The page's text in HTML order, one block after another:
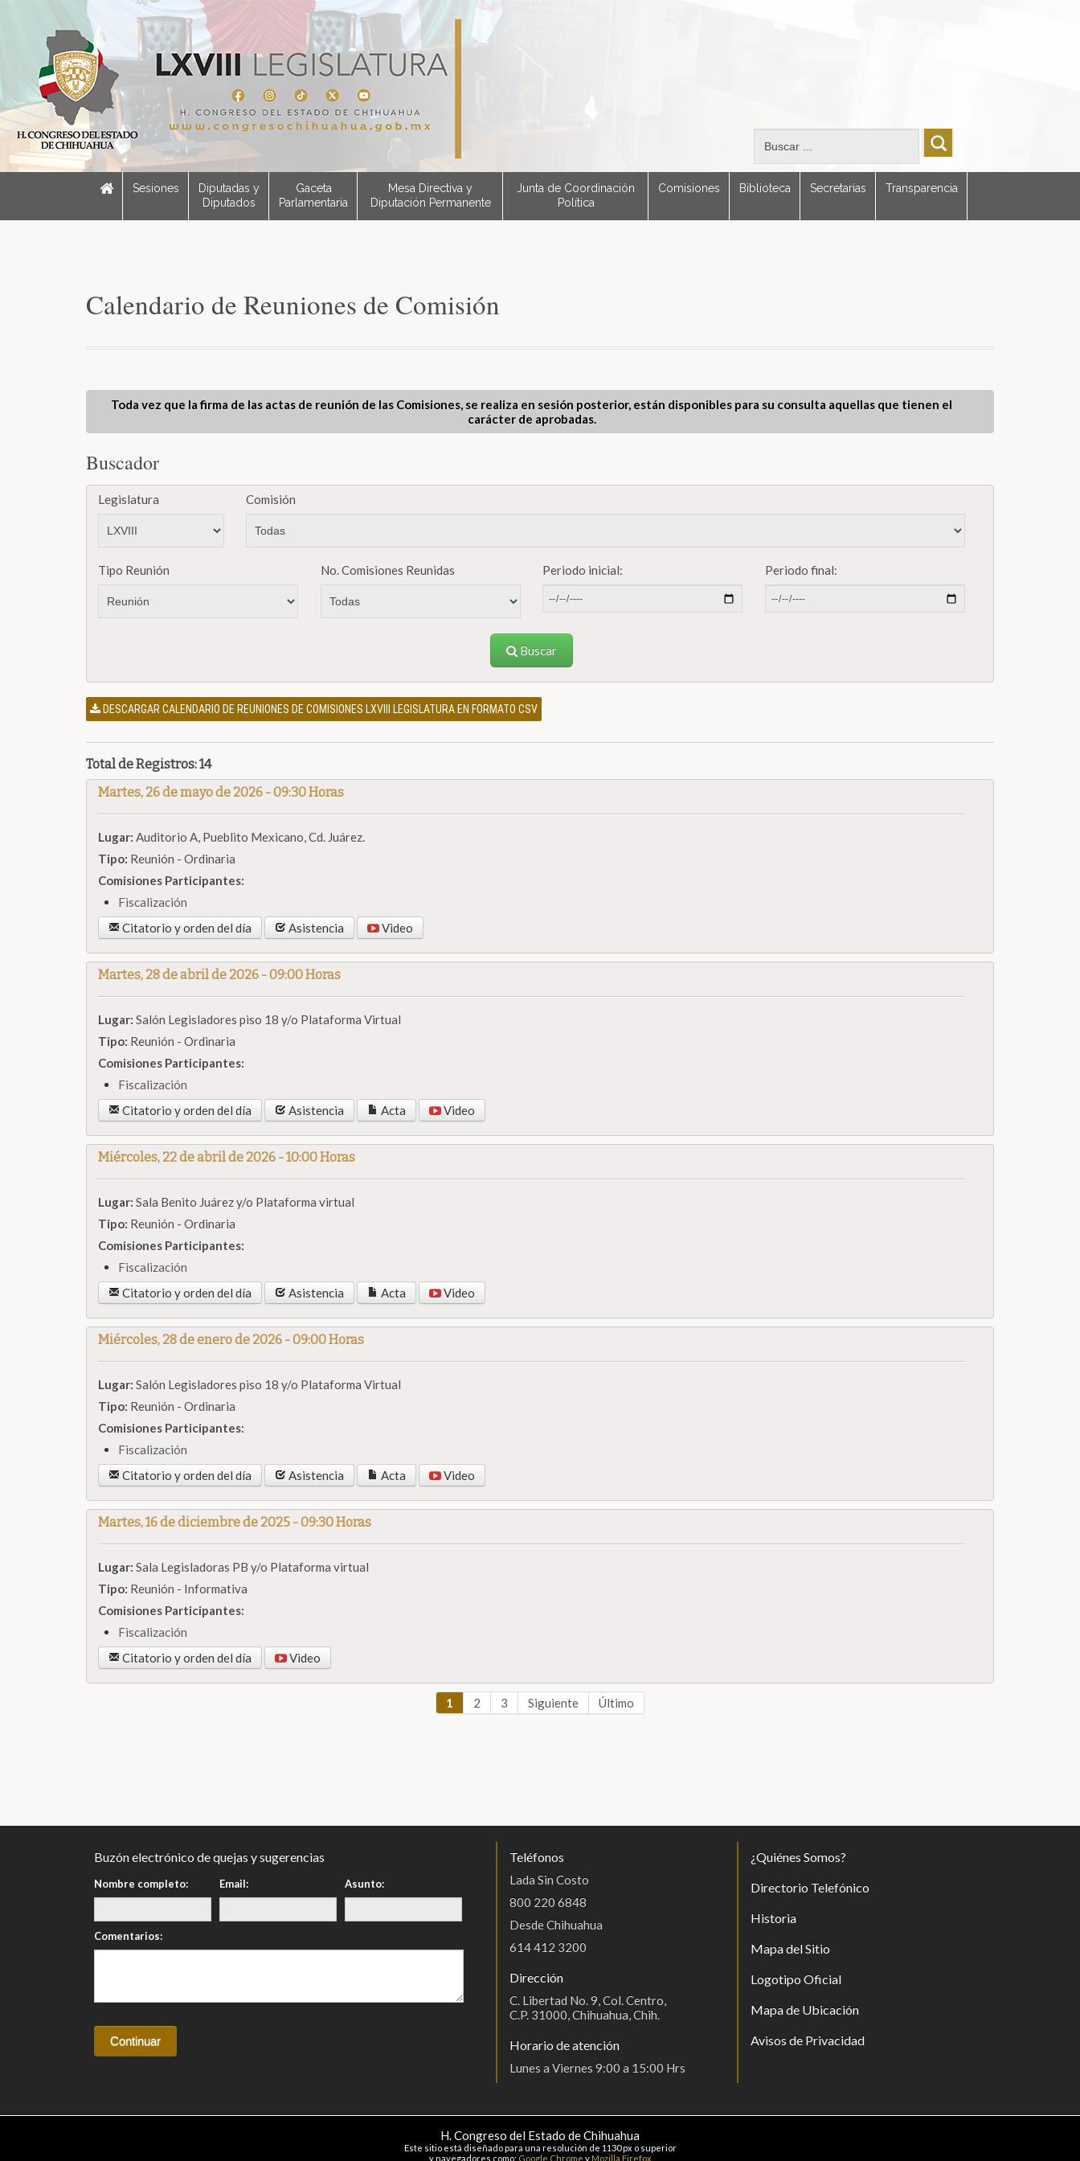
Sesiones
Diputadas y
Diputados
Gaceta
Parlamentaria
Mesa Directiva y
Diputación Permanente
Junta de Coordinación
Política
Comisiones Biblioteca Secretarías Transparencia
Calendario de Reuniones de Comisión
Toda vez que la firma de las actas de reunión de las Comisiones, se realiza en sesión posterior, están disponibles para su consulta aquellas que tienen el
carácter de aprobadas.
Buscador
Legislatura Comisión
Tipo Reunión No. Comisiones Reunidas Periodo inicial: Periodo final:
Buscar
DESCARGAR CALENDARIO DE REUNIONES DE COMISIONES LXVIII LEGISLATURA EN FORMATO CSV
Total de Registros: 14
Martes, 26 de mayo de 2026 - 09:30 Horas
Lugar: Auditorio A, Pueblito Mexicano, Cd. Juárez.
Tipo: Reunión - Ordinaria
Comisiones Participantes:
Fiscalización
Citatorio y orden del día
Asistencia Video
Martes, 28 de abril de 2026 - 09:00 Horas
Lugar: Salón Legisladores piso 18 y/o Plataforma Virtual
Tipo: Reunión - Ordinaria
Comisiones Participantes:
Fiscalización
Citatorio y orden del día
Asistencia Acta Video
Miércoles, 22 de abril de 2026 - 10:00 Horas
Lugar: Sala Benito Juárez y/o Plataforma virtual
Tipo: Reunión - Ordinaria
Comisiones Participantes:
Fiscalización
Citatorio y orden del día
Asistencia Acta Video
Miércoles, 28 de enero de 2026 - 09:00 Horas
Lugar: Salón Legisladores piso 18 y/o Plataforma Virtual
Tipo: Reunión - Ordinaria
Comisiones Participantes:
Fiscalización
Citatorio y orden del día
Asistencia Acta Video
Martes, 16 de diciembre de 2025 - 09:30 Horas
Lugar: Sala Legisladoras PB y/o Plataforma virtual
Tipo: Reunión - Informativa
Comisiones Participantes:
Fiscalización
Citatorio y orden del día
Video
1 2 3 Siguiente Último
Buzón electrónico de quejas y sugerencias
Nombre completo: Email: Asunto:
Comentarios:
Teléfonos
Lada Sin Costo
800 220 6848
Desde Chihuahua
614 412 3200
Dirección
C. Libertad No. 9, Col. Centro,
C.P. 31000, Chihuahua, Chih.
Horario de atención
Lunes a Viernes 9:00 a 15:00 Hrs
¿Quiénes Somos?
Directorio Telefónico
Historia
Mapa del Sitio
Logotipo Oficial
Mapa de Ubicación
Avisos de Privacidad
H. Congreso del Estado de Chihuahua
Este sitio está diseñado para una resolución de 1130 px o superior
y navegadores como: Google Chrome y Mozilla Firefox